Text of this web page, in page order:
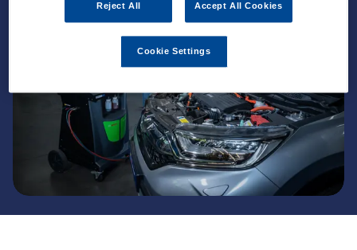
Reject All Accept All Cookies
Cookie Settings